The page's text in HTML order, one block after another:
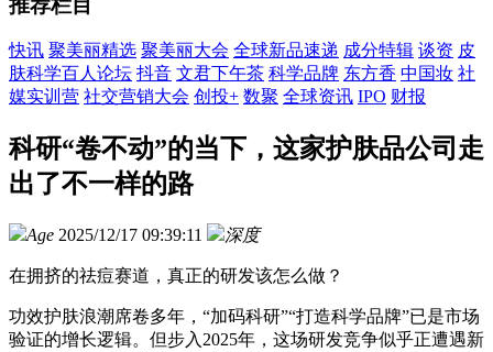
快讯 聚美丽精选 聚美丽大会 全球新品速递 成分特辑 谈资 皮
肤科学百人论坛 抖音 文君下午茶 科学品牌 东方香 中国妆 社
媒实训营 社交营销大会 创投+ 数聚 全球资讯 IPO 财报
科研“卷不动”的当下，这家护肤品公司走
出了不一样的路
Age 2025/12/17 09:39:11 深度
在拥挤的祛痘赛道，真正的研发该怎么做？
功效护肤浪潮席卷多年，“加码科研”“打造科学品牌”已是市场
验证的增长逻辑。但步入2025年，这场研发竞争似乎正遭遇新